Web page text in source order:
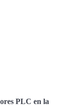
PLC en la